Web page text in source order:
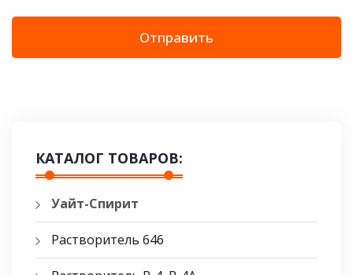
Отправить
КАТАЛОГ ТОВАРОВ:
Уайт-Спирит
Растворитель 646